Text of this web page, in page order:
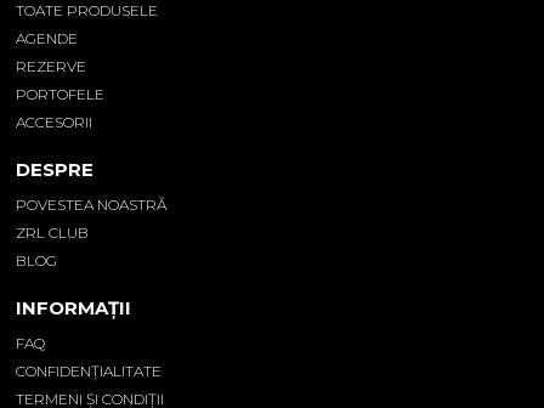
TOATE PRODUSELE
AGENDE
REZERVE
PORTOFELE
ACCESORII
DESPRE
POVESTEA NOASTRĂ
ZRL CLUB
BLOG
INFORMAȚII
FAQ
CONFIDENȚIALITATE
TERMENI ȘI CONDIȚII